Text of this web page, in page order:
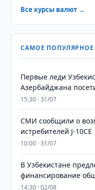
Все курсы валют →
САМОЕ ПОПУЛЯРНОЕ
Первые леди
Азербайджана
15:30 · 31/07
СМИ сообщили о
истребителей J-10CE
10:00 · 31/07
В Узбекистане
финансирование
14:30 · 02/08